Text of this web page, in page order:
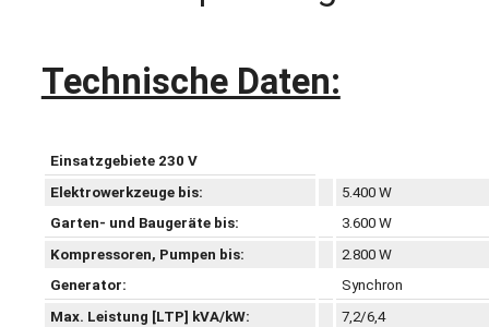
Technische Daten:
Einsatzgebiete 230 V
Elektrowerkzeuge bis:
5.400 W
Garten- und Baugeräte bis:
3.600 W
Kompressoren, Pumpen bis:
2.800 W
Generator:
Synchron
Max. Leistung [LTP] kVA/kW:
7,2/6,4